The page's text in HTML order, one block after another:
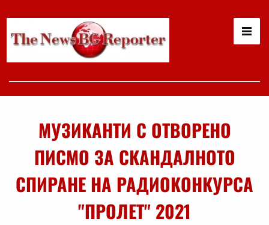
МУЗИКАНТИ С ОТВОРЕНО
ПИСМО ЗА СКАНДАЛНОТО
СПИРАНЕ НА РАДИОКОНКУРСА
"ПРОЛЕТ" 2021